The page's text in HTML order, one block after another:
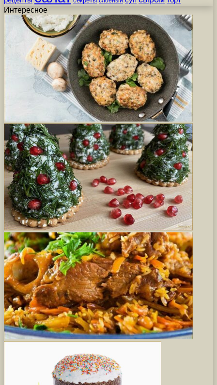
Интересное